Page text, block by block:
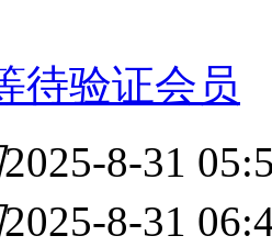
待验证会员
2025-8-31
2025-8-31